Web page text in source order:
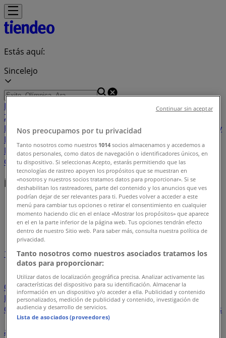
Estás aquí:
Sincelejo
Destacados
Zapatos
ElectrónicaFarmacias, Droguerías y Ópticas
Perfumerías y
Belleza
Motos y RepuestosFerreterías y ConstrucciónLibros y
CineViajesBancos y Seguros
Índice de ofertas en Sincelejo
Tiendeo en Sincelejo»
Índice de ofertas
1
Supermercados
arroz
Farmacias, Droguerías y
Ópticas
Ropa y Zapatos
Hogar y Muebles
Informática y Electrónica
Almacenes
Ferreterías y
Construcción
celulares televisores
Bancos y Seguros
nevera
Perfumerías y Belleza
acondicionado
Nos preocupamos por tu privacidad
Tanto nosotros como nuestros 1014 socios almacenamos y accedemos a
datos personales, como datos de navegación o identificadores únicos, en
tu dispositivo. Si seleccionas Acepto, estarás permitiendo que las
tecnologías de rastreo apoyen los propósitos que se muestran en
«nosotros y nuestros socios tratamos datos para proporcionar». Si se
deshabilitan los rastreadores, parte del contenido y los anuncios que ves
podrían dejar de ser relevantes para ti. Puedes volver a acceder a este
menú para cambiar tus opciones o retirar el consentimiento en cualquier
momento haciendo clic en el enlace «Mostrar los propósitos» que aparece
en el en la parte inferior de la página web. Tus opciones tendrán efecto
dentro de nuestro Sitio web. Para saber más, consulta nuestra política de
privacidad.
Tanto nosotros como nuestros asociados tratamos los
datos para proporcionar:
Utilizar datos de localización geográfica precisa. Analizar activamente las
características del dispositivo para su identificación. Almacenar la
información en un dispositivo y/o acceder a ella. Publicidad y contenido
personalizados, medición de publicidad y contenido, investigación de
audiencia y desarrollo de servicios.
Lista de asociados (proveedores)
Continuar sin aceptar